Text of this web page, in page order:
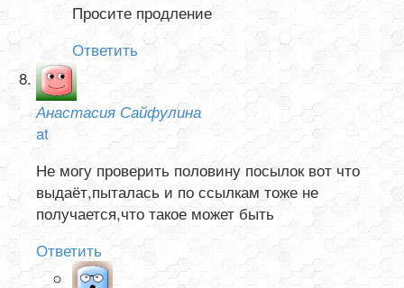
Просите продление
Ответить
Анастасия Сайфулина
at
Не могу проверить половину посылок вот что
выдаёт,пыталась и по ссылкам тоже не
получается,что такое может быть
Ответить